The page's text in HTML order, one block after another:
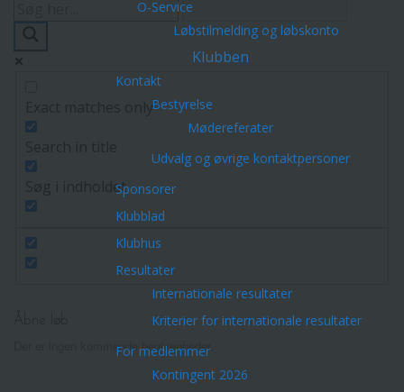
O-Service
Løbstilmelding og løbskonto
Klubben
Kontakt
Bestyrelse
Mødereferater
Udvalg og øvrige kontaktpersoner
Sponsorer
Klubblad
Klubhus
Resultater
Internationale resultater
Kriterier for internationale resultater
For medlemmer
Kontingent 2026
Søg i indholdet
Der er ingen kommende begivenheder.